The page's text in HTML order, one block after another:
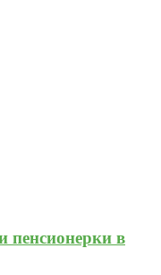
пенсионерки в